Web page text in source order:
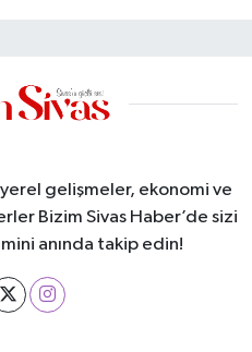
gelişmeler, ekonomi ve
Bizim Sivas Haber’de sizi
anında takip edin!